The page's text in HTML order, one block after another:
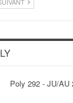
Poly 292 - JU/AU